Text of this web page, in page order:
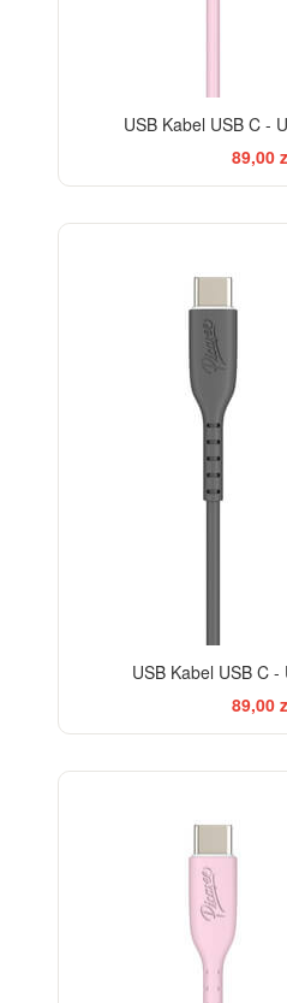
USB Kabel USB C -
89,00
USB Kabel USB C
89,00